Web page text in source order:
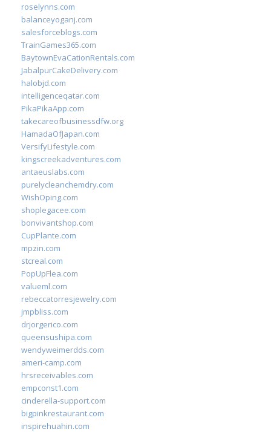
roselynns.com
balanceyoganj.com
salesforceblogs.com
TrainGames365.com
BaytownEvaCationRentals.com
JabalpurCakeDelivery.com
halobjd.com
intelligenceqatar.com
PikaPikaApp.com
takecareofbusinessdfw.org
HamadaOfJapan.com
VersifyLifestyle.com
kingscreekadventures.com
antaeuslabs.com
purelycleanchemdry.com
WishOping.com
shoplegacee.com
bonvivantshop.com
CupPlante.com
mpzin.com
stcreal.com
PopUpFlea.com
valueml.com
rebeccatorresjewelry.com
jmpbliss.com
drjorgerico.com
queensushipa.com
wendyweimerdds.com
ameri-camp.com
hrsreceivables.com
empconst1.com
cinderella-support.com
bigpinkrestaurant.com
inspirehuahin.com